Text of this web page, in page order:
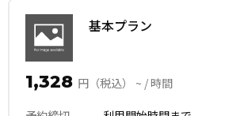
基本プラン
1,328 円（税込） ~ / 時間